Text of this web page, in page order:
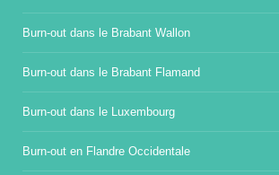
Burn-out dans le Brabant Wallon
Burn-out dans le Brabant Flamand
Burn-out dans le Luxembourg
Burn-out en Flandre Occidentale